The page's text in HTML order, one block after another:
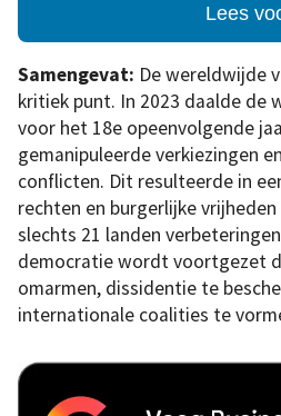
Lees
Samengevat: De wereldwijde
kritiek punt. In 2023 daalde de
voor het 18e opeenvolgende
gemanipuleerde verkiezingen
conflicten. Dit resulteerde in
rechten en burgerlijke
slechts 21 landen
democratie wordt voortgezet
omarmen, dissidentie te
internationale coalities te